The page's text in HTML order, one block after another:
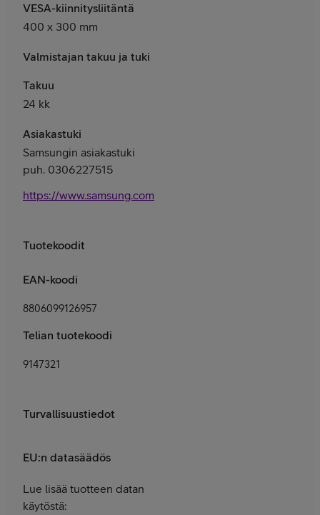
VESA-kiinnitysliitäntä
400 x 300 mm
Valmistajan takuu ja tuki
Takuu
24 kk
Asiakastuki
Samsungin asiakastuki
puh. 0306227515
https://www.samsung.com/fi/support/contact/
Tuotekoodit
EAN-koodi
8806099126957
Telian tuotekoodi
9147321
Turvallisuustiedot
EU:n datasäädös
Lue lisää tuotteen datan
käytöstä: